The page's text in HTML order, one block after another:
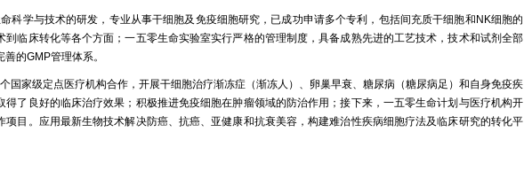
科学与技术的研发，专业从事干细胞及免疫细胞研究，已成功申请多个专利，包括间充质干细胞和NK细胞的
到临床转化等各个方面；一五零生命实验室实行严格的管理制度，具备成熟先进的工艺技术，技术和试剂全部
的GMP管理体系。
国家级定点医疗机构合作，开展干细胞治疗渐冻症（渐冻人）、卵巢早衰、糖尿病（糖尿病足）和自身免疫疾
得了良好的临床治疗效果；积极推进免疫细胞在肿瘤领域的防治作用；接下来，一五零生命计划与医疗机构开
项目。应用最新生物技术解决防癌、抗癌、亚健康和抗衰美容，构建难治性疾病细胞疗法及临床研究的转化平